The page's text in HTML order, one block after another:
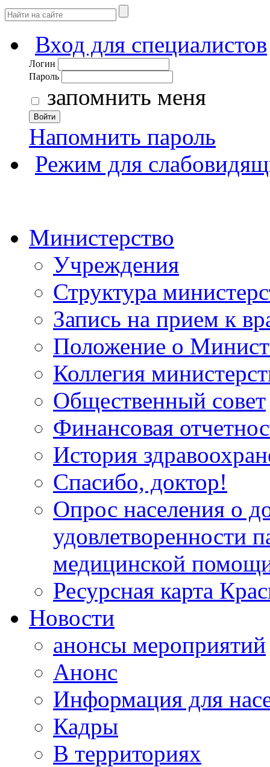
Вход для специалистов
Логин
Пароль
запомнить меня
Войти
Напомнить пароль
Режим для
Министерство
Учреждения
Структура
Запись на прием к
Положение о
Коллегия
Общественный совет
Финансовая
История
Спасибо, доктор!
Опрос населения о
удовлетворенности
медицинской
Ресурсная карта
Новости
анонсы мероприятий
Анонс
Информация для
Кадры
В территориях